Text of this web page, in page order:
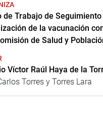
de Trabajo de Seguimiento
de la vacunación
de Salud y
Víctor Raúl Haya de la
Torres y Torres Lara